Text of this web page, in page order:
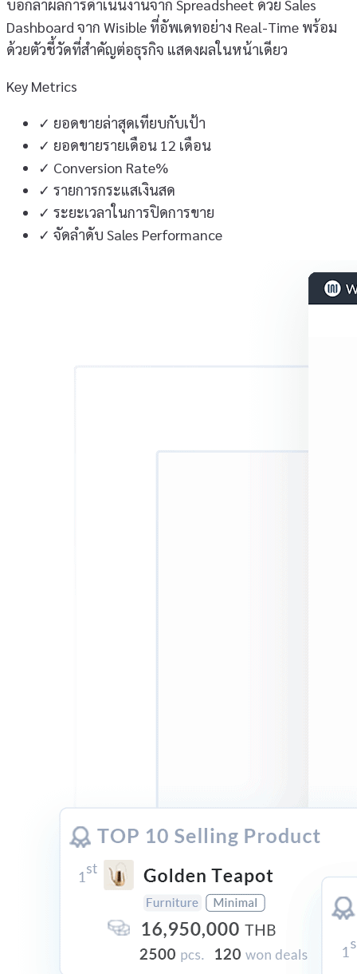
บอกลาผลการดำเนินงานจาก Spreadsheet ด้วย Sales
Dashboard จาก Wisible ที่อัพเดทอย่าง Real-Time พร้อม
ด้วยตัวชี้วัดที่สำคัญต่อธุรกิจ แสดงผลในหน้าเดียว
Key Metrics
✓ ยอดขายล่าสุดเทียบกับเป้า
✓ ยอดขายรายเดือน 12 เดือน
✓ Conversion Rate%
✓ รายการกระแสเงินสด
✓ ระยะเวลาในการปิดการขาย
✓ จัดลำดับ Sales Performance